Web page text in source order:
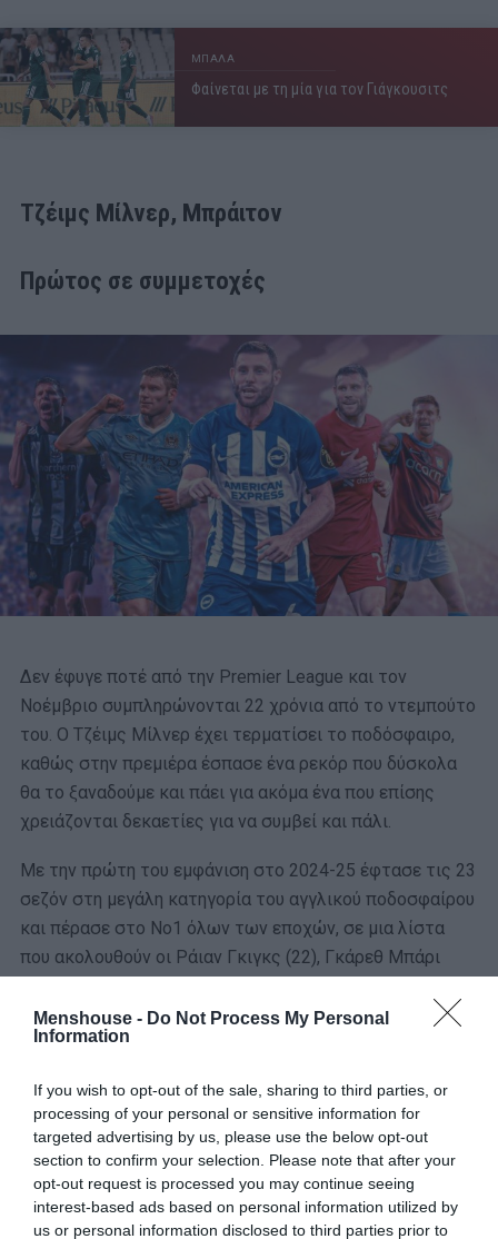
Menshouse - Do Not Process My Personal
Information
If you wish to opt-out of the sale, sharing to third parties, or
processing of your personal or sensitive information for
targeted advertising by us, please use the below opt-out
section to confirm your selection. Please note that after your
opt-out request is processed you may continue seeing
interest-based ads based on personal information utilized by
us or personal information disclosed to third parties prior to
ΜΠΑΛΑ
Φαίνεται με τη μία για τον Γιάγκουσιτς
Τζέιμς Μίλνερ, Μπράιτον
Πρώτος σε συμμετοχές
Δεν έφυγε ποτέ από την Premier League και τον
Νοέμβριο συμπληρώνονται 22 χρόνια από το ντεμπούτο
του. Ο Τζέιμς Μίλνερ έχει τερματίσει το ποδόσφαιρο,
καθώς στην πρεμιέρα έσπασε ένα ρεκόρ που δύσκολα
θα το ξαναδούμε και πάει για ακόμα ένα που επίσης
χρειάζονται δεκαετίες για να συμβεί και πάλι.
Με την πρώτη του εμφάνιση στο 2024-25 έφτασε τις 23
σεζόν στη μεγάλη κατηγορία του αγγλικού ποδοσφαίρου
και πέρασε στο Νο1 όλων των εποχών, σε μια λίστα
που ακολουθούν οι Ράιαν Γκιγκς (22), Γκάρεθ Μπάρι
Έβανς και Άσλεϊ Γιάνγκ με 18 είναι πιο κοντά από
εκείνους που είναι ακόμα ενεργοί.
Την ίδια στιγμή, ο άσος της Μπράιτον δεν υπάρχει
περίπτωση να μην σκέφτεται το ρεκόρ συμμετοχών
στην ιστορία της Premier League. Και δεν βρίσκεται
πολύ μακριά από το να το πετύχει. Μετά την πρώτη
φετινή με αντίπαλο την Έβερτον, χρειάζεται ακόμα 19